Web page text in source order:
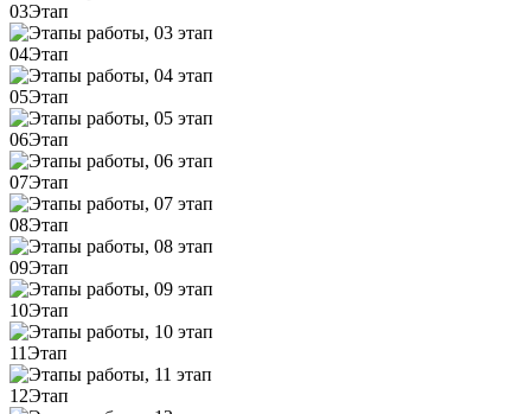
03Этап
04Этап
05Этап
06Этап
07Этап
08Этап
09Этап
10Этап
11Этап
12Этап